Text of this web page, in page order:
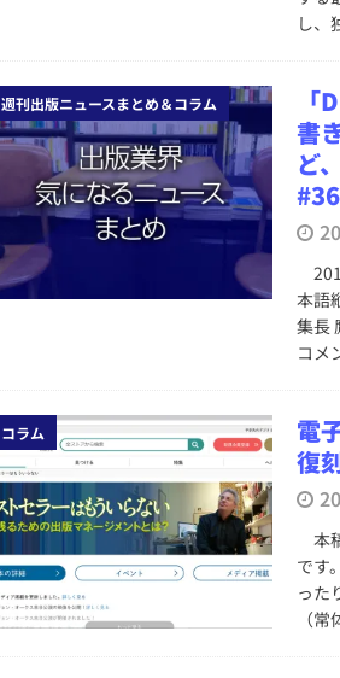
日刊出版ニュースまとめ
ニュースまとめ 2026.08.09
し、
週刊出版ニュースまとめ＆コラム
書
ど
本語
集長
コメ
コラム
電
復
本
です
った
（